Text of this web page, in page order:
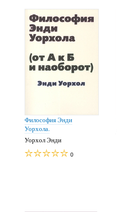
Философия Энди
Уорхола.
Уорхол Энди
0